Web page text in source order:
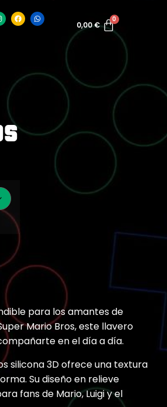
0,00€
para los amantes de
Mario Bros, este llavero
en el día a día.
silicona 3D ofrece una textura
Su diseño en relieve
fans de Mario, Luigi y el